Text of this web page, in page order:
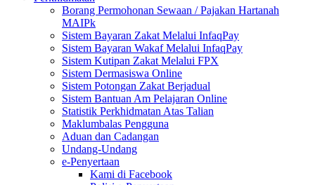
Borang Permohonan Sewaan / Pajakan Hartanah
MAIPk
Sistem Bayaran Zakat Melalui InfaqPay
Sistem Bayaran Wakaf Melalui InfaqPay
Sistem Kutipan Zakat Melalui FPX
Sistem Dermasiswa Online
Sistem Potongan Zakat Berjadual
Sistem Bantuan Am Pelajaran Online
Statistik Perkhidmatan Atas Talian
Maklumbalas Pengguna
Aduan dan Cadangan
Undang-Undang
e-Penyertaan
Kami di Facebook